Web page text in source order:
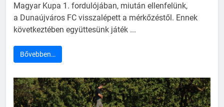
Magyar Kupa 1. fordulójában, miután ellenfelünk,
a Dunaújváros FC visszalépett a mérkőzéstől. Ennek
következtében együttesünk játék ...
Bővebben…